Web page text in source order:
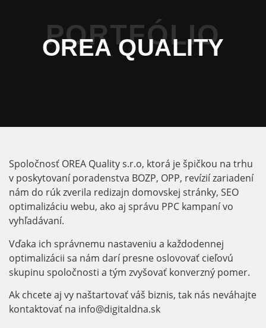
PORTFÓLIO
OREA QUALITY
Spoločnosť OREA Quality s.r.o, ktorá je špičkou na trhu
v poskytovaní poradenstva BOZP, OPP, revízií zariadení
nám do rúk zverila redizajn domovskej stránky, SEO
optimalizáciu webu, ako aj správu PPC kampaní vo
vyhľadávaní.
Vďaka ich správnemu nastaveniu a každodennej
optimalizácii sa nám darí presne oslovovať cieľovú
skupinu spoločnosti a tým zvyšovať konverzný pomer.
Ak chcete aj vy naštartovať váš biznis, tak nás neváhajte
kontaktovať na info@digitaldna.sk